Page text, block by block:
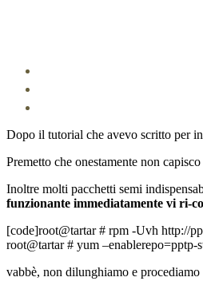
Dopo il tutorial che avevo scritto per
Premetto che onestamente non
Inoltre molti pacchetti semi
funzionante immediatamente vi ri-
[code]root@tartar # rpm -Uvh http://
root@tartar # yum
vabbè, non dilunghiamo e